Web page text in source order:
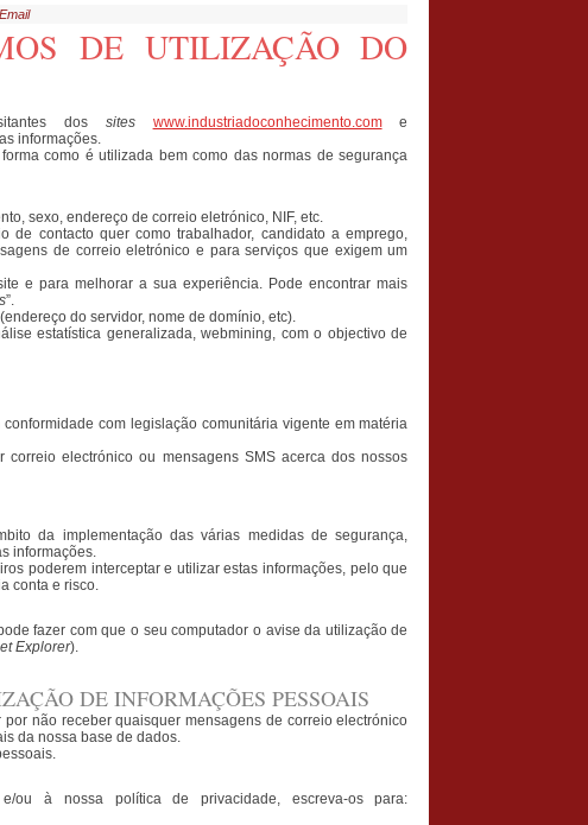
Email
DE UTILIZAÇÃO DO
dos sites www.industriadoconhecimento.come
informações.
como é utilizada bem como das normas de segurança
sexo, endereço de correio eletrónico, NIF, etc.
de contacto quer como trabalhador, candidato a emprego,
de correio eletrónico e para serviços que exigem um
e para melhorar a sua experiência. Pode encontrar mais
”.
do servidor, nome de domínio, etc).
estatística generalizada, webmining, com o objectivo de
com legislação comunitária vigente em matéria
electrónico ou mensagens SMS acerca dos nossos
da implementação das várias medidas de segurança,
informações.
poderem interceptar e utilizar estas informações, pelo que
conta e risco.
fazer com que o seu computador o avise da utilização de
Explorer).
DE INFORMAÇÕES PESSOAIS
não receber quaisquer mensagens de correio electrónico
da nossa base de dados.
ou à nossa política de privacidade, escreva-os para: